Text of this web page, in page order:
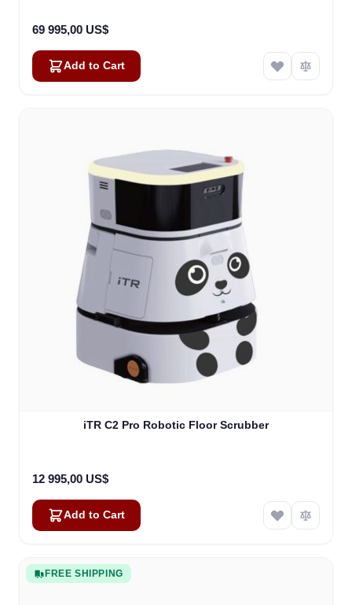
69 995,00 US$
Add to Cart
iTR C2 Pro Robotic Floor Scrubber
12 995,00 US$
Add to Cart
FREE SHIPPING